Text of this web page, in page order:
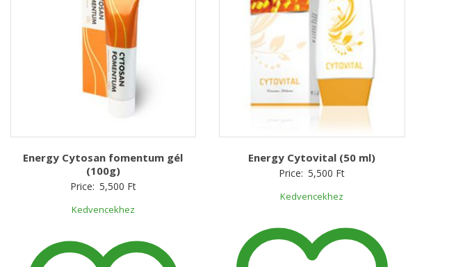
Energy Cytosan fomentum gél
(100g)
Price: 5,500 Ft
Kedvencekhez
Energy Cytovital (50 ml)
Price: 5,500 Ft
Kedvencekhez